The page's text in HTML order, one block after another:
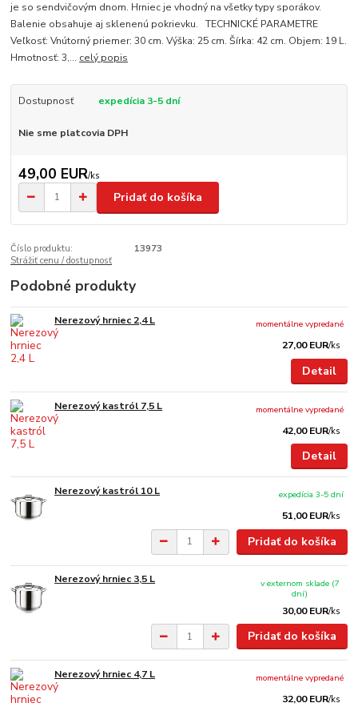
je so sendvičovým dnom. Hrniec je vhodný na všetky typy sporákov.
Balenie obsahuje aj sklenenú pokrievku. TECHNICKÉ PARAMETRE
Veľkosť: Vnútorný priemer: 30 cm. Výška: 25 cm. Šírka: 42 cm. Objem: 19 L.
Hmotnosť: 3,... celý popis
Dostupnosť expedícia 3-5 dní
Nie sme platcovia DPH
49,00 EUR/ks
Pridať do košíka
Číslo produktu:
13973
Strážiť cenu / dostupnosť
Podobné produkty
Nerezový hrniec 2,4 L
27,00 EUR/ks
momentálne vypredané
Detail
Nerezový kastról 7,5 L
42,00 EUR/ks
momentálne vypredané
Detail
Nerezový kastról 10 L
51,00 EUR/ks
expedícia 3-5 dní
Pridať do košíka
Nerezový hrniec 3,5 L
30,00 EUR/ks
v externom sklade (7
dní)
Pridať do košíka
Nerezový hrniec 4,7 L
32,00 EUR/ks
momentálne vypredané